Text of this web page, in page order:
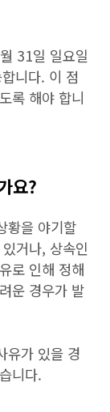
31일 일요일
니다. 이 점
록 해야 합니
요?
황을 야기할
거나, 상속인
로 인해 정해
운 경우가 발
유가 있을 경
니다.